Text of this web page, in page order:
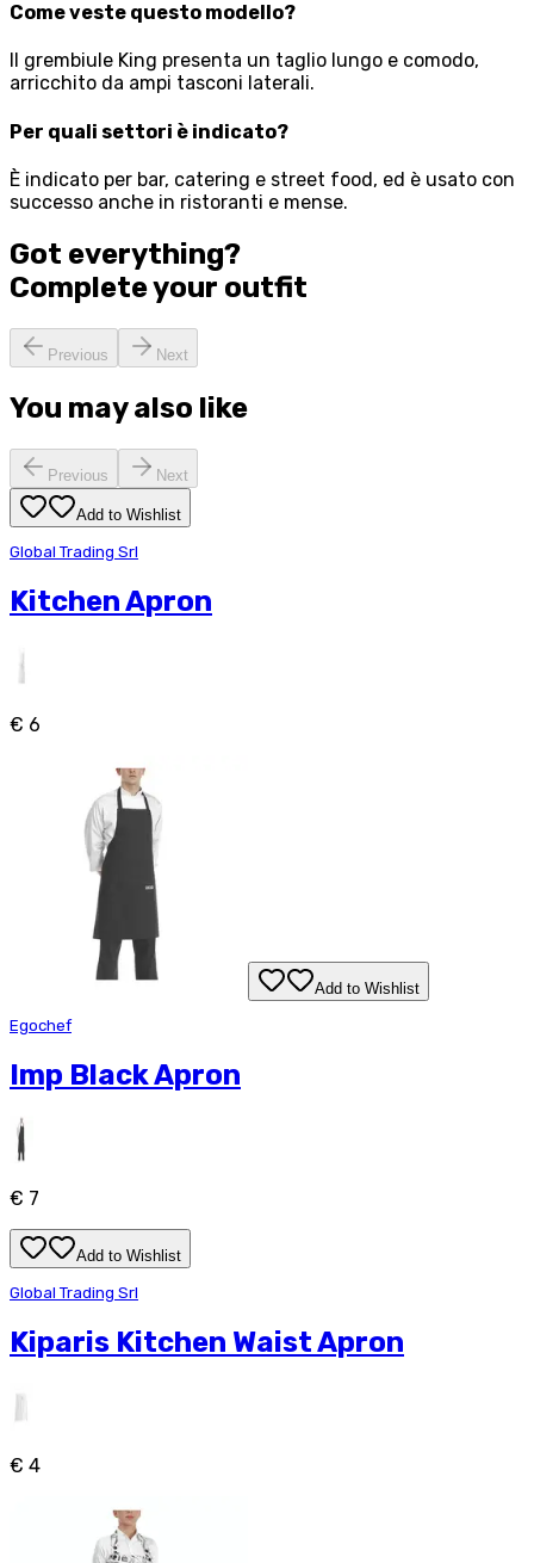
Come veste questo modello?
Il grembiule King presenta un taglio lungo e comodo,
arricchito da ampi tasconi laterali.
Per quali settori è indicato?
È indicato per bar, catering e street food, ed è usato con
successo anche in ristoranti e mense.
Got everything?
Complete your outfit
Previous Next
You may also like
Previous Next
Add to Wishlist
Global Trading Srl
Kitchen Apron
€ 6
Add to Wishlist
Egochef
Imp Black Apron
€ 7
Add to Wishlist
Global Trading Srl
Kiparis Kitchen Waist Apron
€ 4